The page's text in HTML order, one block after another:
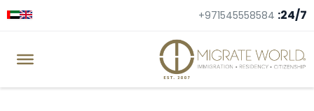
24/7:
+971545558584